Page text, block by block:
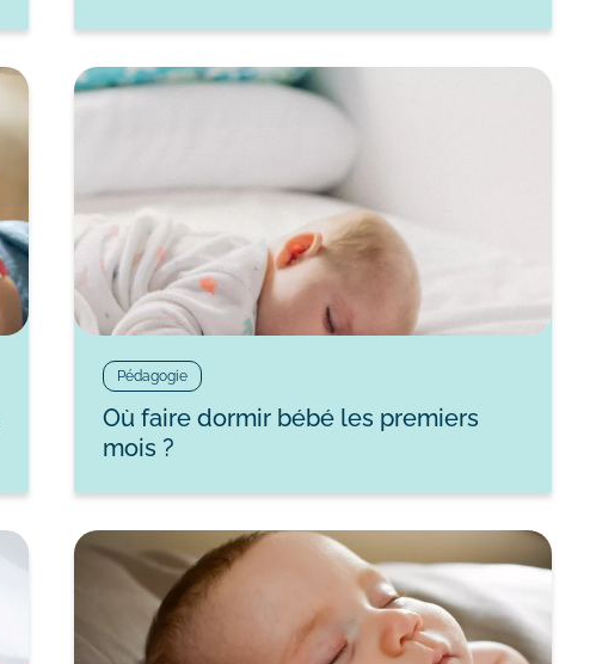
Pédagogie
Où faire dormir bébé les premiers
mois ?